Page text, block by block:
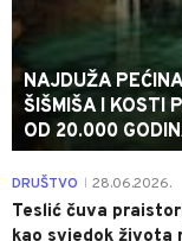
NAJDUŽA
ŠIŠMIŠA I KOSTI
OD 20.000
DRUŠTVO 28.06.2026.
Teslić čuva
kao svjedok života